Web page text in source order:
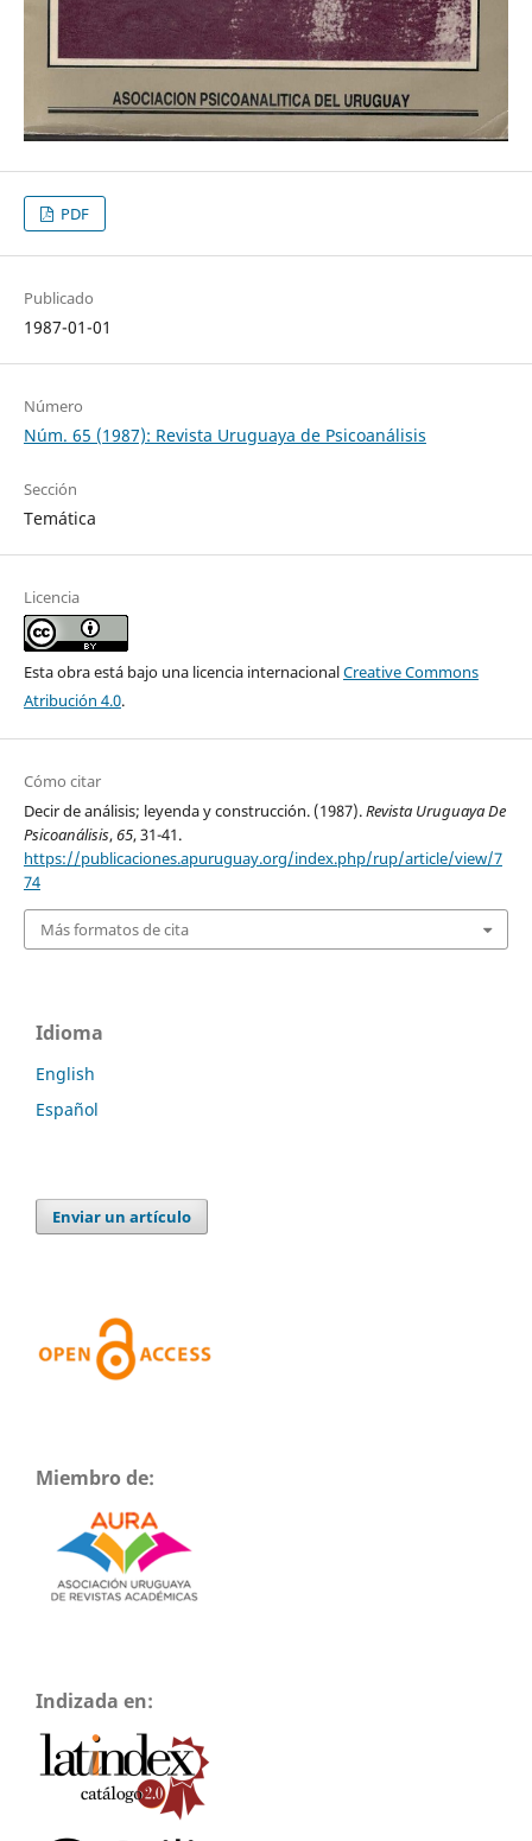
PDF
Publicado
1987-01-01
Número
Núm. 65 (1987): Revista Uruguaya de Psicoanálisis
Sección
Temática
Licencia
Esta obra está bajo una licencia internacionalCreative Commons
Atribución 4.0.
Cómo citar
Decir de análisis; leyenda y construcción. (1987).Revista Uruguaya De
Psicoanálisis,65, 31-41.
https://publicaciones.apuruguay.org/index.php/rup/article/view/7
74
Más formatos de cita
Idioma
English
Español
Enviar un artículo
Miembro de:
Indizada en: